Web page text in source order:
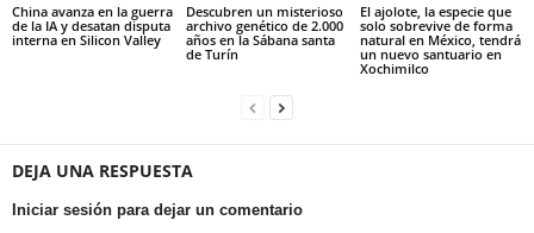
China avanza en la guerra
de la IA y desatan disputa
interna en Silicon Valley
Descubren un misterioso
archivo genético de 2.000
años en la Sábana santa
de Turín
El ajolote, la especie que
solo sobrevive de forma
natural en México, tendrá
un nuevo santuario en
Xochimilco
DEJA UNA RESPUESTA
Iniciar sesión para dejar un comentario